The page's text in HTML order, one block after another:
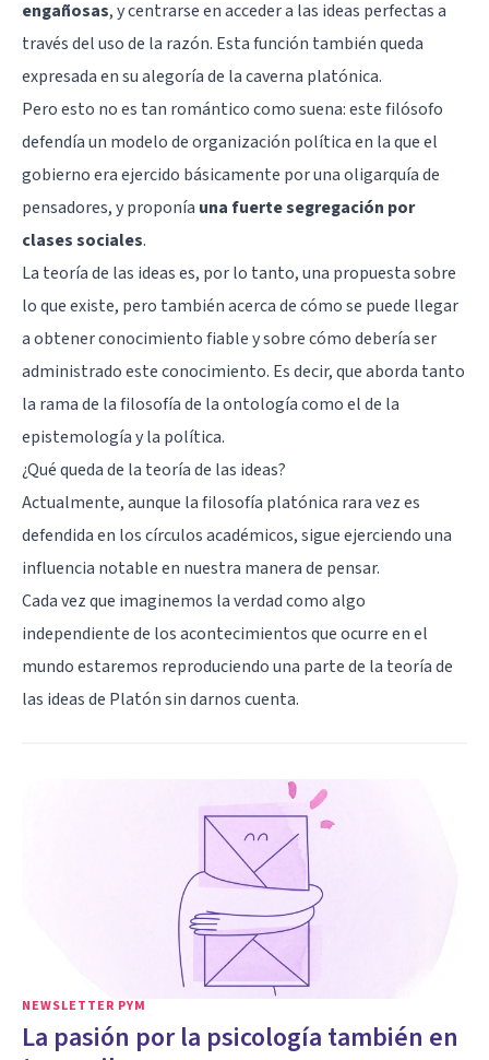
engañosas, y centrarse en acceder a las ideas perfectas a
través del uso de la razón. Esta función también queda
expresada en su alegoría de la caverna platónica.
Pero esto no es tan romántico como suena: este filósofo
defendía un modelo de organización política en la que el
gobierno era ejercido básicamente por una oligarquía de
pensadores, y proponía una fuerte segregación por
clases sociales.
La teoría de las ideas es, por lo tanto, una propuesta sobre
lo que existe, pero también acerca de cómo se puede llegar
a obtener conocimiento fiable y sobre cómo debería ser
administrado este conocimiento. Es decir, que aborda tanto
la rama de la filosofía de la ontología como el de la
epistemología y la política.
¿Qué queda de la teoría de las ideas?
Actualmente, aunque la filosofía platónica rara vez es
defendida en los círculos académicos, sigue ejerciendo una
influencia notable en nuestra manera de pensar.
Cada vez que imaginemos la verdad como algo
independiente de los acontecimientos que ocurre en el
mundo estaremos reproduciendo una parte de la teoría de
las ideas de Platón sin darnos cuenta.
NEWSLETTER PYM
La pasión por la psicología también en